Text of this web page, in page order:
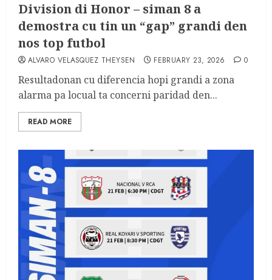
Division di Honor – siman 8 a
demostra cu tin un “gap” grandi den
nos top futbol
ALVARO VELASQUEZ THEYSEN FEBRUARY 23, 2026 0
Resultadonan cu diferencia hopi grandi a zona
alarma pa locual ta concerni paridad den...
READ MORE